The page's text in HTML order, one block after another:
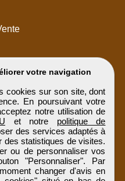
votre navigation
cookies sur son site, dont
En poursuivant votre
notre utilisation de
et notre politique de
des services adaptés à
des statistiques de visites.
ou de personnaliser vos
"Personnaliser". Par
changer d'avis en